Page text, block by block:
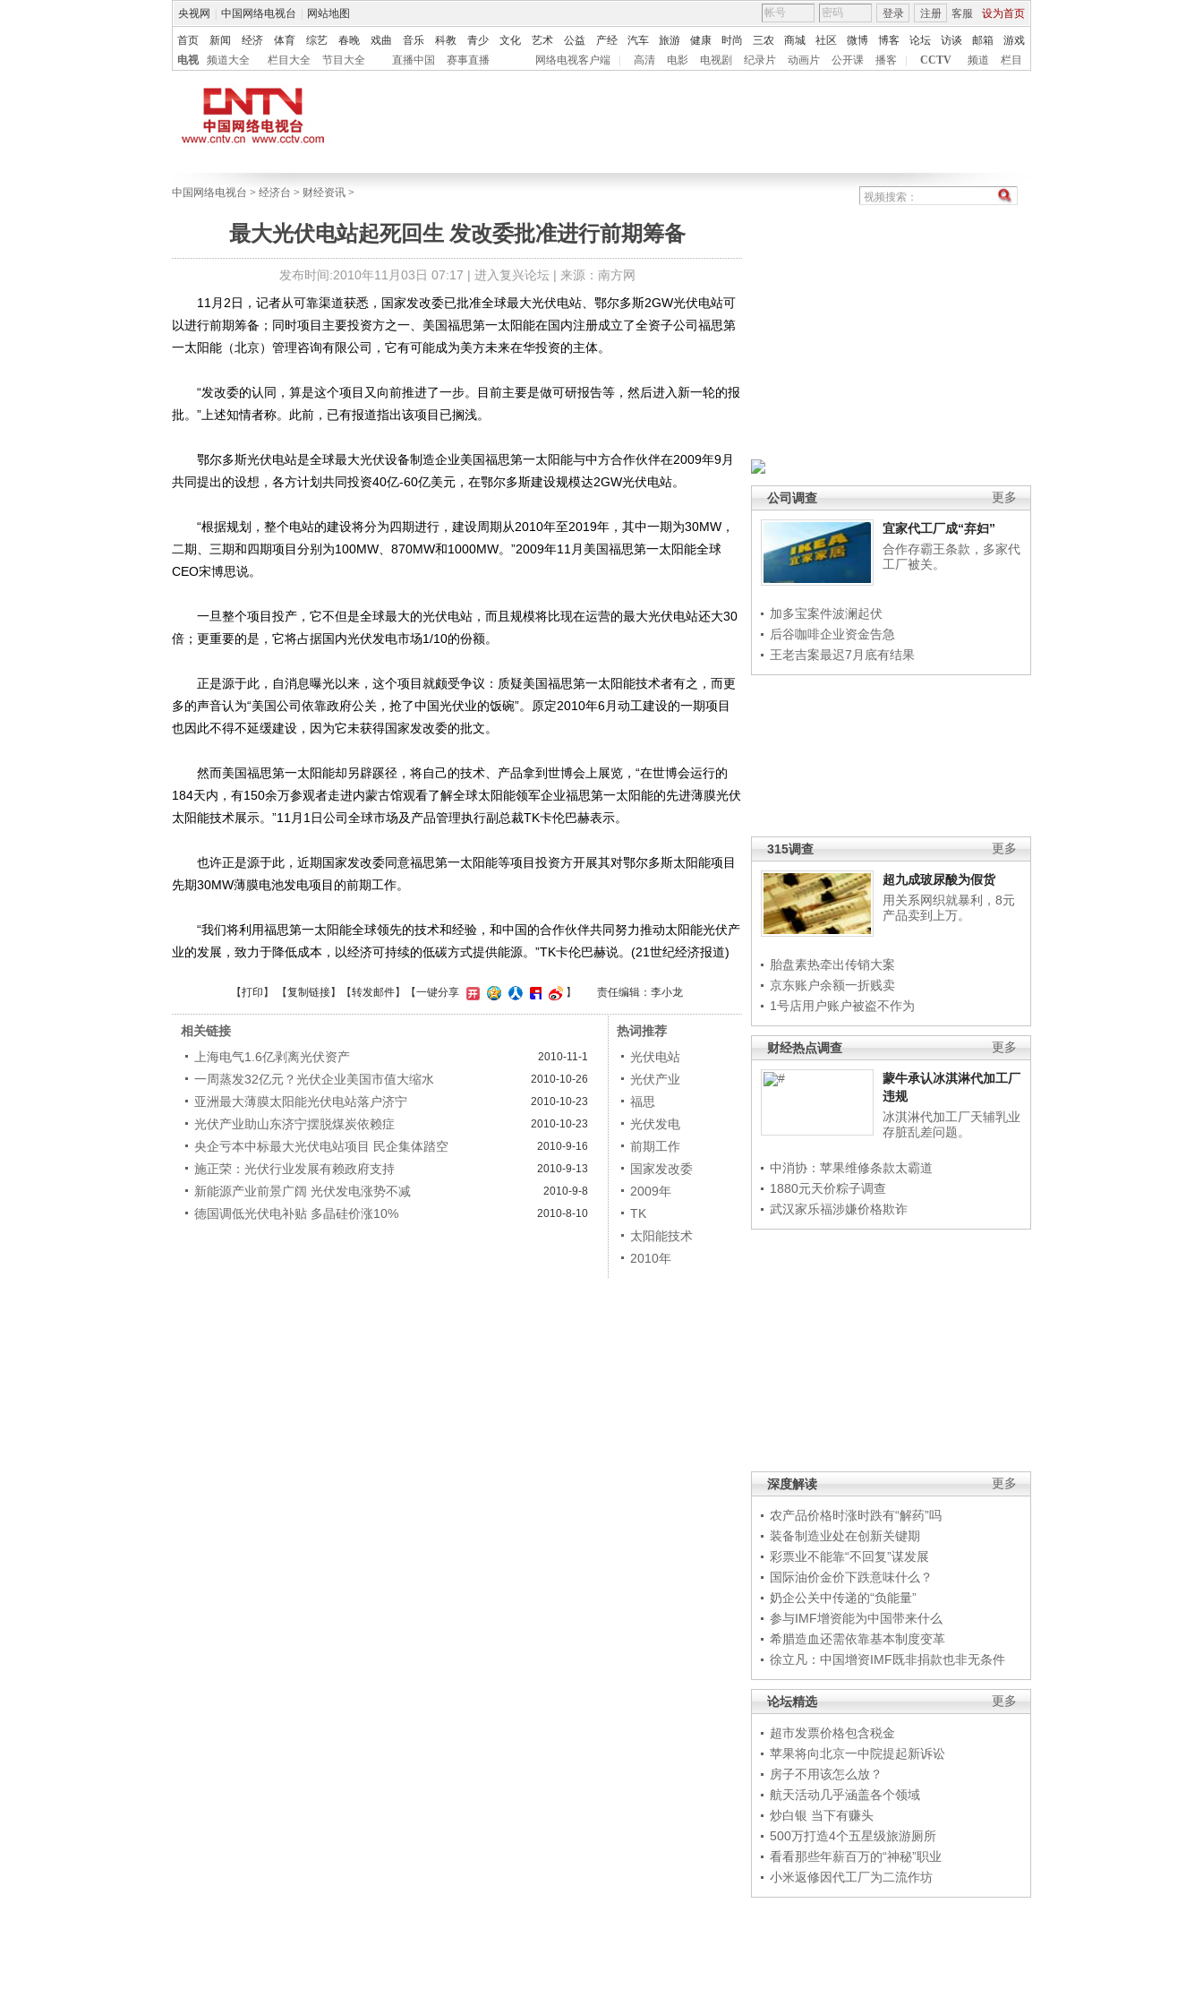
央视网 中国网络电视台 网站地图 客服 设为首页
登录 注册
首页 新闻 经济 体育 综艺 春晚 戏曲 音乐 科教 青少 文化 艺术 公益 产经 汽车 旅游 健康 时尚 三农 商城 社区 微博 博客 论坛 访谈 邮箱
游戏
电视
频道大全 栏目大全 节目大全 直播中国 赛事直播 网络电视客户端 高清 电影 电视剧 纪录片 动画片 公开课 播客 CCTV 频道 栏目
中国网络电视台 > 经济台 > 财经资讯 >
最大光伏电站起死回生 发改委批准进行前期筹备
发布时间:2010年11月03日 07:17 | 进入复兴论坛| 来源：南方网
更多
公司调查
宜家代工厂成“弃妇”
合作存霸王条款，多家代
工厂被关。
加多宝案件波澜起伏
后谷咖啡企业资金告急
王老吉案最迟7月底有结果
更多
315调查
超九成玻尿酸为假货
用关系网织就暴利，8元
产品卖到上万。
胎盘素热牵出传销大案
京东账户余额一折贱卖
1号店用户账户被盗不作为
更多
财经热点调查
蒙牛承认冰淇淋代加工厂
违规
冰淇淋代加工厂天辅乳业
存脏乱差问题。
中消协：苹果维修条款太霸道
1880元天价粽子调查
武汉家乐福涉嫌价格欺诈
更多
深度解读
农产品价格时涨时跌有“解药”吗
装备制造业处在创新关键期
彩票业不能靠“不回复”谋发展
国际油价金价下跌意味什么？
奶企公关中传递的“负能量”
参与IMF增资能为中国带来什么
希腊造血还需依靠基本制度变革
徐立凡：中国增资IMF既非捐款也非无条件
更多
论坛精选
超市发票价格包含税金
苹果将向北京一中院提起新诉讼
房子不用该怎么放？
航天活动几乎涵盖各个领域
炒白银 当下有赚头
500万打造4个五星级旅游厕所
看看那些年薪百万的“神秘”职业
小米返修因代工厂为二流作坊
11月2日，记者从可靠渠道获悉，国家发改委已批准全球最大光伏电站、鄂尔多斯2GW光伏电站可
以进行前期筹备；同时项目主要投资方之一、美国福思第一太阳能在国内注册成立了全资子公司福思第
一太阳能（北京）管理咨询有限公司，它有可能成为美方未来在华投资的主体。
“发改委的认同，算是这个项目又向前推进了一步。目前主要是做可研报告等，然后进入新一轮的报
批。”上述知情者称。此前，已有报道指出该项目已搁浅。
鄂尔多斯光伏电站是全球最大光伏设备制造企业美国福思第一太阳能与中方合作伙伴在2009年9月
共同提出的设想，各方计划共同投资40亿-60亿美元，在鄂尔多斯建设规模达2GW光伏电站。
“根据规划，整个电站的建设将分为四期进行，建设周期从2010年至2019年，其中一期为30MW，
二期、三期和四期项目分别为100MW、870MW和1000MW。”2009年11月美国福思第一太阳能全球
CEO宋博思说。
一旦整个项目投产，它不但是全球最大的光伏电站，而且规模将比现在运营的最大光伏电站还大30
倍；更重要的是，它将占据国内光伏发电市场1/10的份额。
正是源于此，自消息曝光以来，这个项目就颇受争议：质疑美国福思第一太阳能技术者有之，而更
多的声音认为“美国公司依靠政府公关，抢了中国光伏业的饭碗”。原定2010年6月动工建设的一期项目
也因此不得不延缓建设，因为它未获得国家发改委的批文。
然而美国福思第一太阳能却另辟蹊径，将自己的技术、产品拿到世博会上展览，“在世博会运行的
184天内，有150余万参观者走进内蒙古馆观看了解全球太阳能领军企业福思第一太阳能的先进薄膜光伏
太阳能技术展示。”11月1日公司全球市场及产品管理执行副总裁TK卡伦巴赫表示。
也许正是源于此，近期国家发改委同意福思第一太阳能等项目投资方开展其对鄂尔多斯太阳能项目
先期30MW薄膜电池发电项目的前期工作。
“我们将利用福思第一太阳能全球领先的技术和经验，和中国的合作伙伴共同努力推动太阳能光伏产
业的发展，致力于降低成本，以经济可持续的低碳方式提供能源。”TK卡伦巴赫说。(21世纪经济报道)
【打印 】 【复制链接】【转发邮件】 【一键分享 】 责任编辑：李小龙
相关链接
上海电气1.6亿剥离光伏资产
2010-11-1
一周蒸发32亿元？光伏企业美国市值大缩水 2010-10-26
亚洲最大薄膜太阳能光伏电站落户济宁 2010-10-23
光伏产业助山东济宁摆脱煤炭依赖症 2010-10-23
央企亏本中标最大光伏电站项目 民企集体踏空 2010-9-16
施正荣：光伏行业发展有赖政府支持 2010-9-13
新能源产业前景广阔 光伏发电涨势不减 2010-9-8
德国调低光伏电补贴 多晶硅价涨10% 2010-8-10
热词推荐
光伏电站
光伏产业
福思
光伏发电
前期工作
国家发改委
2009年
TK
太阳能技术
2010年